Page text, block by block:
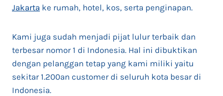
Jakarta ke rumah, hotel, kos, serta penginapan.
Kami juga sudah menjadi pijat lulur terbaik dan
terbesar nomor 1 di Indonesia. Hal ini dibuktikan
dengan pelanggan tetap yang kami miliki yaitu
sekitar 1.200an customer di seluruh kota besar di
Indonesia.